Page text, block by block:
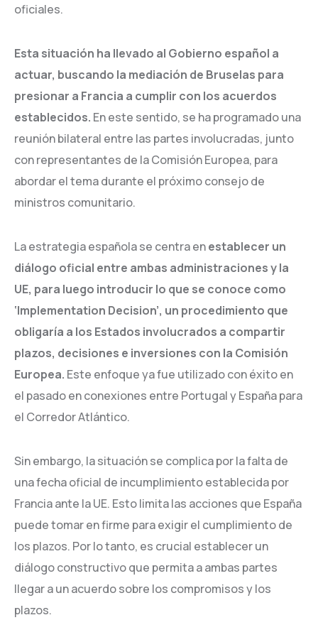
oficiales.
Esta situación ha llevado al Gobierno español a
actuar, buscando la mediación de Bruselas para
presionar a Francia a cumplir con los acuerdos
establecidos. En este sentido, se ha programado una
reunión bilateral entre las partes involucradas, junto
con representantes de la Comisión Europea, para
abordar el tema durante el próximo consejo de
ministros comunitario.
La estrategia española se centra enestablecer un
diálogo oficial entre ambas administraciones y la
UE, para luego introducir lo que se conoce como
‘Implementation Decision’, un procedimiento que
obligaría a los Estados involucrados a compartir
plazos, decisiones e inversiones con la Comisión
Europea. Este enfoque ya fue utilizado con éxito en
el pasado en conexiones entre Portugal y España para
el Corredor Atlántico.
Sin embargo, la situación se complica por la falta de
una fecha oficial de incumplimiento establecida por
Francia ante la UE. Esto limita las acciones que España
puede tomar en firme para exigir el cumplimiento de
los plazos. Por lo tanto, es crucial establecer un
diálogo constructivo que permita a ambas partes
llegar a un acuerdo sobre los compromisos y los
plazos.